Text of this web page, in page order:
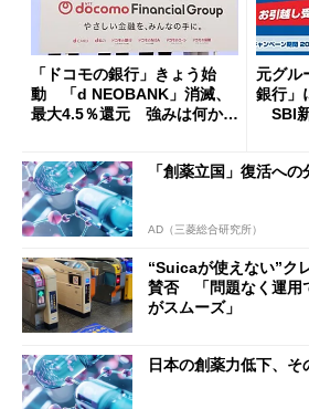
「ドコモの銀行」きょう始
動 「d NEOBANK」消滅、
最大4.5％還元 強みは何か解
元グル
銀行」
SBI
開催
「創薬立国」復活への
AD（三菱総合研究所）
“Suicaが使えない”ク
賛否 「問題なく運用
がスムーズ」
日本の創薬力低下、